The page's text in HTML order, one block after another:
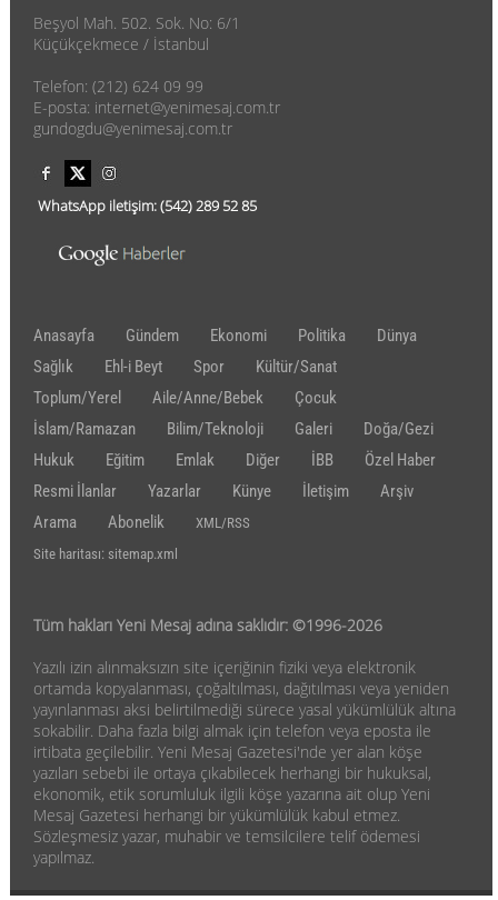
Beşyol Mah. 502. Sok. No: 6/1
Küçükçekmece / İstanbul
Telefon: (212) 624 09 99
E-posta: internet@yenimesaj.com.tr
gundogdu@yenimesaj.com.tr
WhatsApp iletişim:(542) 289 52 85
Anasayfa Gündem Ekonomi Politika
Dünya
Sağlık
Ehl-i Beyt Spor
Kültür/Sanat
Toplum/Yerel
Aile/Anne/Bebek
Çocuk
İslam/Ramazan
Bilim/Teknoloji Galeri
Doğa/Gezi
Hukuk
Eğitim Emlak Diğer İBB
Özel Haber
Resmi İlanlar
Yazarlar Künye İletişim
Arşiv
Arama
Abonelik
XML/RSS
Site haritası: sitemap.xml
Tüm hakları Yeni Mesaj adına saklıdır: ©1996-2026
Yazılı izin alınmaksızın site içeriğinin fiziki veya elektronik
ortamda kopyalanması, çoğaltılması, dağıtılması veya yeniden
yayınlanması aksi belirtilmediği sürece yasal yükümlülük altına
sokabilir. Daha fazla bilgi almak için telefon veya eposta ile
irtibata geçilebilir. Yeni Mesaj Gazetesi'nde yer alan köşe
yazıları sebebi ile ortaya çıkabilecek herhangi bir hukuksal,
ekonomik, etik sorumluluk ilgili köşe yazarına ait olup Yeni
Mesaj Gazetesi herhangi bir yükümlülük kabul etmez.
Sözleşmesiz yazar, muhabir ve temsilcilere telif ödemesi
yapılmaz.